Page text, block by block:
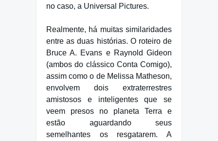
no caso, a Universal Pictures.
Realmente, há muitas similaridades
entre as duas histórias. O roteiro de
Bruce A. Evans e Raynold Gideon
(ambos do clássico Conta Comigo),
assim como o de Melissa Matheson,
envolvem dois extraterrestres
amistosos e inteligentes que se
veem presos no planeta Terra e
estão aguardando seus
semelhantes os resgatarem. A